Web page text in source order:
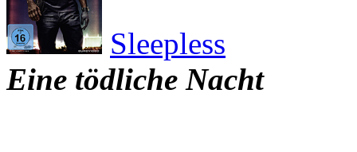
Sleepless
Eine tödliche Nacht